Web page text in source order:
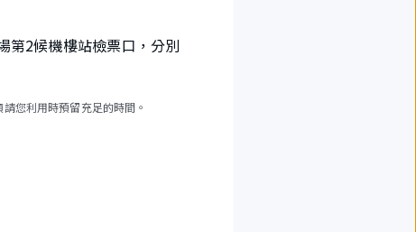
第2候機樓站檢票口，分別
您利用時預留充足的時間。